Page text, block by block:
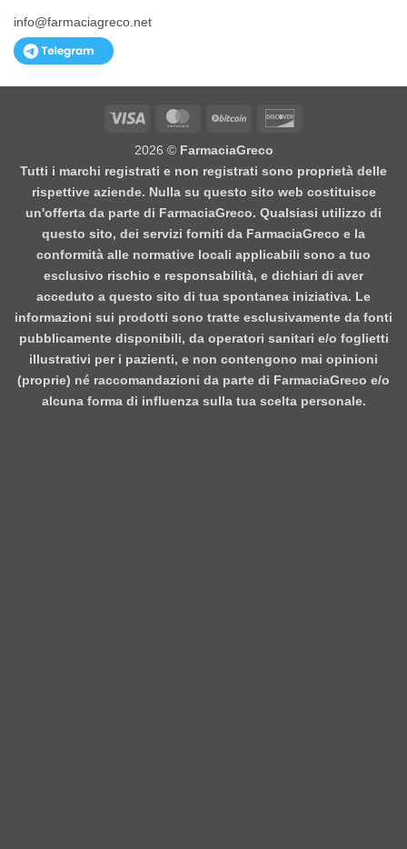
info@farmaciagreco.net
Visa MasterCardBitCoin
2026 © FarmaciaGreco
Tutti i marchi registrati e non registrati sono proprietà delle
rispettive aziende. Nulla su questo sito web costituisce
un'offerta da parte di FarmaciaGreco. Qualsiasi utilizzo di
questo sito, dei servizi forniti da FarmaciaGreco e la
conformità alle normative locali applicabili sono a tuo
esclusivo rischio e responsabilità, e dichiari di aver
acceduto a questo sito di tua spontanea iniziativa. Le
informazioni sui prodotti sono tratte esclusivamente da fonti
pubblicamente disponibili, da operatori sanitari e/o foglietti
illustrativi per i pazienti, e non contengono mai opinioni
(proprie) né raccomandazioni da parte di FarmaciaGreco e/o
alcuna forma di influenza sulla tua scelta personale.